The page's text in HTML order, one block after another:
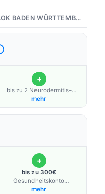
AOK BADEN WÜRTTEMBERG
+
bis zu 2 Neurodermitis-
Overalls/Jahr für Kinder<br />
mehr
+
bis zu 300€
Gesundheitskonto
Schwangere
mehr